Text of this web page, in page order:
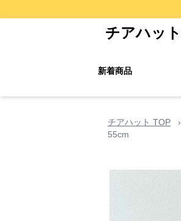
チアハット
新着商品
チアハット TOP ›
55cm